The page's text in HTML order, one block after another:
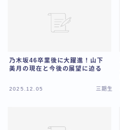
乃木坂46卒業後に大躍進！山下
美月の現在と今後の展望に迫る
2025.12.05 三期生